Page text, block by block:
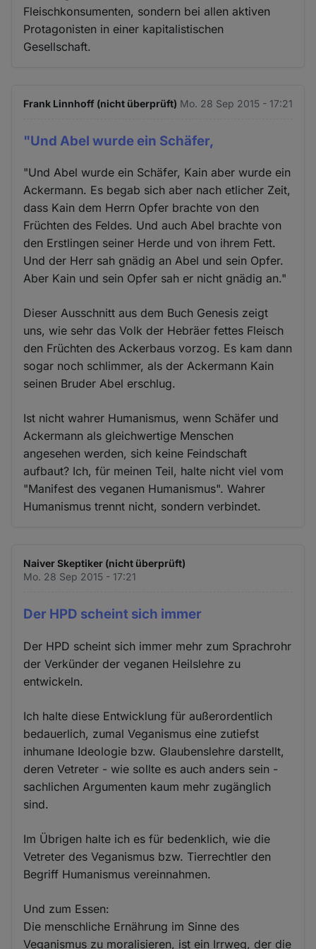
Fleischkonsumenten, sondern bei allen aktiven
Protagonisten in einer kapitalistischen
Gesellschaft.
Frank Linnhoff (nicht überprüft) Mo. 28 Sep 2015 - 17:21
"Und Abel wurde ein Schäfer,
"Und Abel wurde ein Schäfer, Kain aber wurde ein
Ackermann. Es begab sich aber nach etlicher Zeit,
dass Kain dem Herrn Opfer brachte von den
Früchten des Feldes. Und auch Abel brachte von
den Erstlingen seiner Herde und von ihrem Fett.
Und der Herr sah gnädig an Abel und sein Opfer.
Aber Kain und sein Opfer sah er nicht gnädig an."
Dieser Ausschnitt aus dem Buch Genesis zeigt
uns, wie sehr das Volk der Hebräer fettes Fleisch
den Früchten des Ackerbaus vorzog. Es kam dann
sogar noch schlimmer, als der Ackermann Kain
seinen Bruder Abel erschlug.
Ist nicht wahrer Humanismus, wenn Schäfer und
Ackermann als gleichwertige Menschen
angesehen werden, sich keine Feindschaft
aufbaut? Ich, für meinen Teil, halte nicht viel vom
"Manifest des veganen Humanismus". Wahrer
Humanismus trennt nicht, sondern verbindet.
Naiver Skeptiker (nicht überprüft)
Mo. 28 Sep 2015 - 17:21
Der HPD scheint sich immer
Der HPD scheint sich immer mehr zum Sprachrohr
der Verkünder der veganen Heilslehre zu
entwickeln.
Ich halte diese Entwicklung für außerordentlich
bedauerlich, zumal Veganismus eine zutiefst
inhumane Ideologie bzw. Glaubenslehre darstellt,
deren Vetreter - wie sollte es auch anders sein -
sachlichen Argumenten kaum mehr zugänglich
sind.
Im Übrigen halte ich es für bedenklich, wie die
Vetreter des Veganismus bzw. Tierrechtler den
Begriff Humanismus vereinnahmen.
Und zum Essen:
Die menschliche Ernährung im Sinne des
Veganismus zu moralisieren, ist ein Irrweg, der die